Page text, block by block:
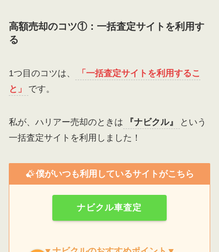
高額売却のコツ①：一括査定サイトを利用す
る
1つ目のコツは、
「一括査定サイトを利用するこ
と」
です。
私が、ハリアー売却のときは 『ナビクル』
という
一括査定サイトを利用しました！
僕がいつも利用しているサイトがこちら
ナビクル車査定